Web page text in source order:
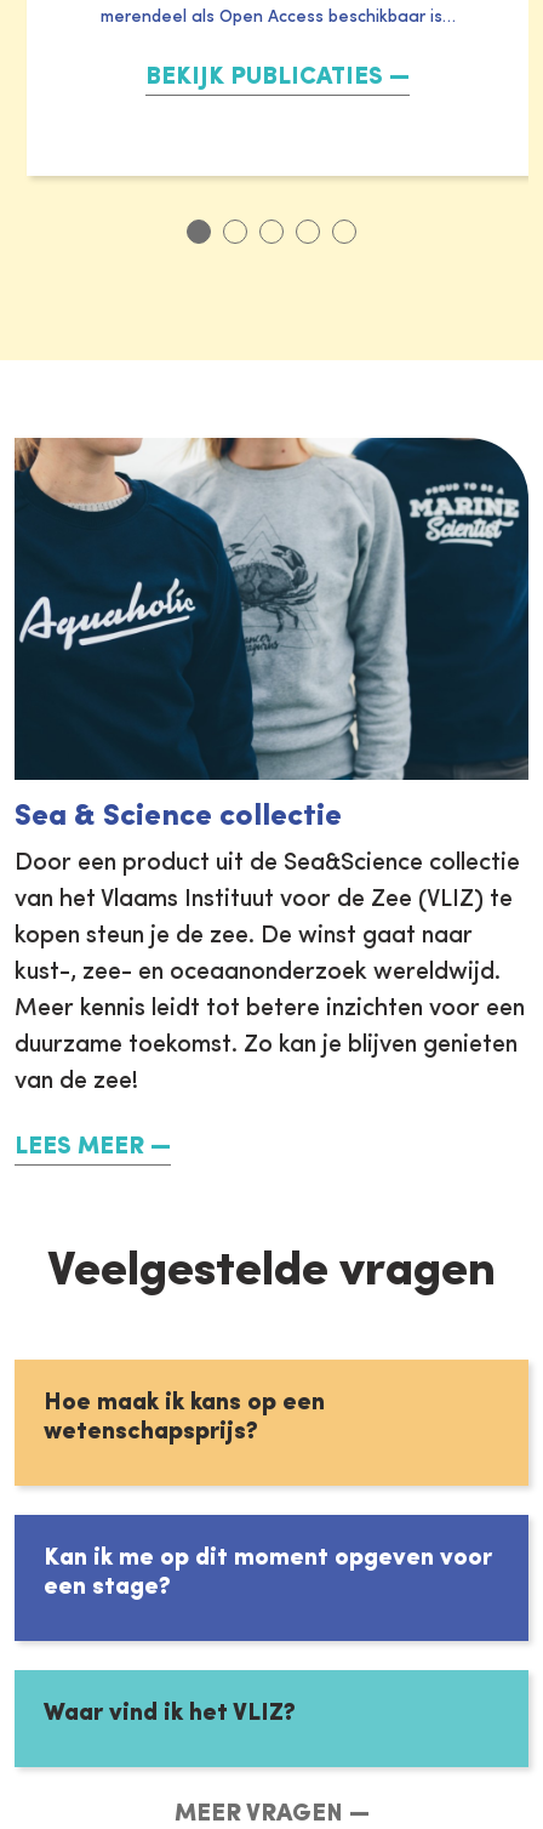
merendeel als Open Access beschikbaar is…
BEKIJK PUBLICATIES
Sea & Science collectie
Door een product uit de Sea&Science collectie
van het Vlaams Instituut voor de Zee (VLIZ) te
kopen steun je de zee. De winst gaat naar
kust-, zee- en oceaanonderzoek wereldwijd.
Meer kennis leidt tot betere inzichten voor een
duurzame toekomst. Zo kan je blijven genieten
van de zee!
LEES MEER
Veelgestelde vragen
Hoe maak ik kans op een
wetenschapsprijs?
Kan ik me op dit moment opgeven voor
een stage?
Waar vind ik het VLIZ?
MEER VRAGEN